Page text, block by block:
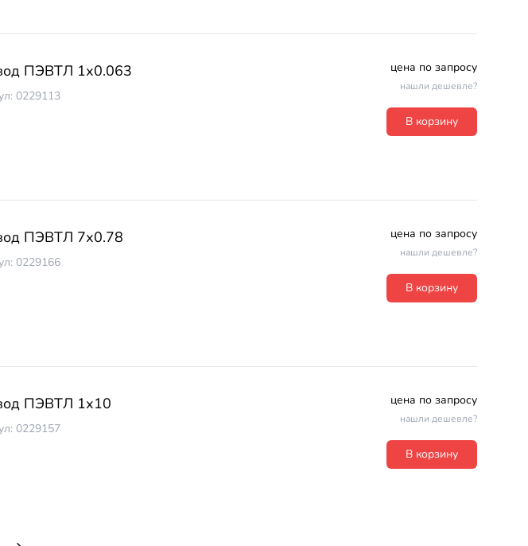
ПЭВТЛ 1х0.063
0229113
цена по запросу
нашли дешевле?
В корзину
ПЭВТЛ 7х0.78
0229166
цена по запросу
нашли дешевле?
В корзину
ПЭВТЛ 1х10
0229157
цена по запросу
нашли дешевле?
В корзину